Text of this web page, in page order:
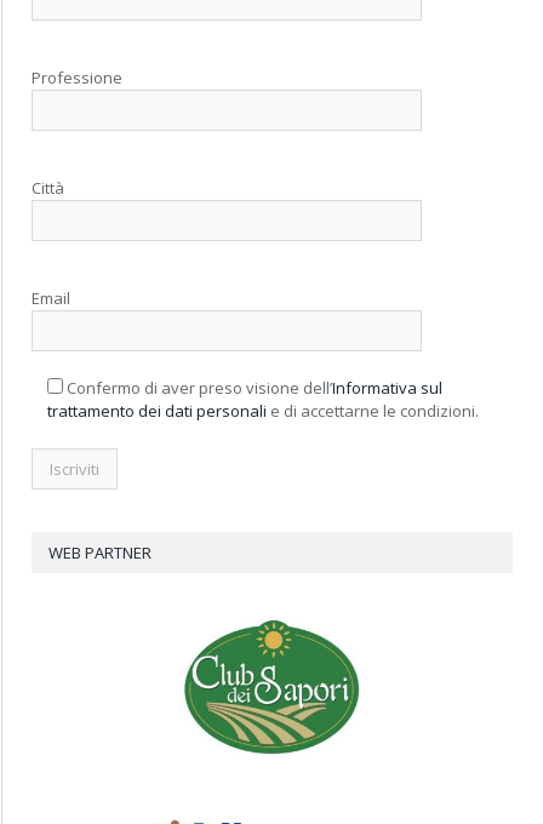
Professione
Città
Email
Confermo di aver preso visione dell’Informativa sul
trattamento dei dati personali e di accettarne le condizioni.
WEB PARTNER